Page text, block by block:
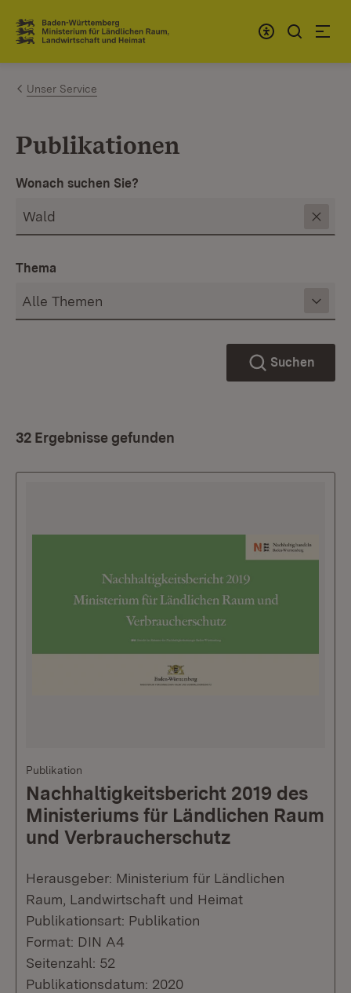
Zum Inhalt springen
Link zur Startseite
Unser Service
Publikationen
Wonach suchen Sie?
Thema
Suchen
32 Ergebnisse gefunden
Publikation
Nachhaltigkeitsbericht 2019 des
Ministeriums für Ländlichen Raum
und Verbraucherschutz
Herausgeber: Ministerium für Ländlichen
Raum, Landwirtschaft und Heimat
Publikationsart: Publikation
Format: DIN A4
Seitenzahl: 52
Publikationsdatum: 2020